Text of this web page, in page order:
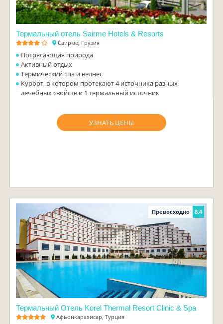
Термальный отель Sairme Hotels & Resorts
Саирме, Грузия
Потрясающая природа
Активный отдых
Термический спа и велнес
Курорт, в котором протекают 4 источника разных
лечебных свойств и 1 термальный источник
УЗНАТЬ ЦЕНЫ
Превосходно 8.4
Термальный Отель Korel Thermal Resort Clinic & Spa
Афьонкарахисар, Турция